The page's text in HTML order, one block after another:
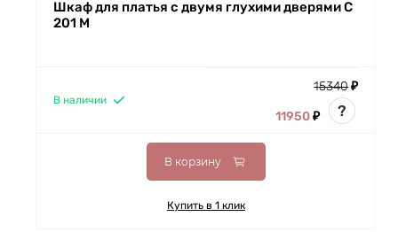
Шкаф для платья с двумя глухими дверями С
201 М
15340₽
11950₽ ?
В наличии
В корзину
Купить в 1 клик